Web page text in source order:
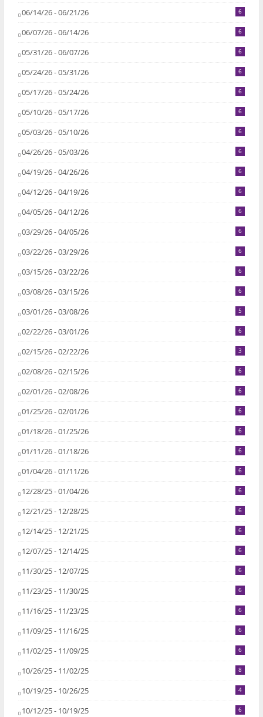
06/14/26 - 06/21/26 6
06/07/26 - 06/14/26 6
05/31/26 - 06/07/26 6
05/24/26 - 05/31/26 6
05/17/26 - 05/24/26 6
05/10/26 - 05/17/26 6
05/03/26 - 05/10/26 6
04/26/26 - 05/03/26 6
04/19/26 - 04/26/26 6
04/12/26 - 04/19/26 6
04/05/26 - 04/12/26 6
03/29/26 - 04/05/26 6
03/22/26 - 03/29/26 6
03/15/26 - 03/22/26 6
03/08/26 - 03/15/26 6
03/01/26 - 03/08/26 5
02/22/26 - 03/01/26 6
02/15/26 - 02/22/26 3
02/08/26 - 02/15/26 6
02/01/26 - 02/08/26 6
01/25/26 - 02/01/26 6
01/18/26 - 01/25/26 6
01/11/26 - 01/18/26 6
01/04/26 - 01/11/26 6
12/28/25 - 01/04/26 6
12/21/25 - 12/28/25 6
12/14/25 - 12/21/25 6
12/07/25 - 12/14/25 6
11/30/25 - 12/07/25 6
11/23/25 - 11/30/25 6
11/16/25 - 11/23/25 6
11/09/25 - 11/16/25 6
11/02/25 - 11/09/25 6
10/26/25 - 11/02/25 8
10/19/25 - 10/26/25 4
10/12/25 - 10/19/25 6